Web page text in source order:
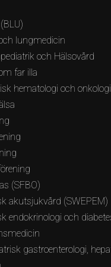
lungmedicin
och Hälsovård
far illa
hematologi och
(SFBO)
akutsjukvård (SWEPEM)
endokrinologi och
gastroenterologi,